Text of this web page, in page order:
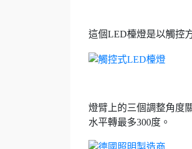
這個LED檯燈是以觸控
燈臂上的三個調整角度
水平轉最多300度。